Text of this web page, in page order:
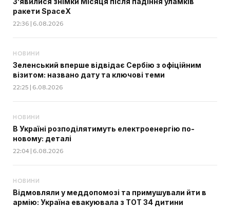
ракети SpaceX
22:36 | 6.08.2026
НОВИНИ
Зеленський вперше відвідає Сербію з офіційним
візитом: названо дату та ключові теми
22:25 | 6.08.2026
НОВИНИ
В Україні розподілятимуть електроенергію по-
новому: деталі
22:04 | 6.08.2026
НОВИНИ
Відмовляли у меддопомозі та примушували йти в
армію: Україна евакуювала з ТОТ 34 дитини